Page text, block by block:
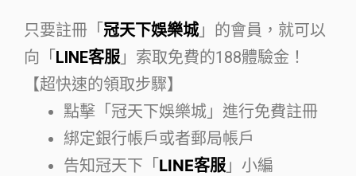
只要註冊「 冠天下娛樂城」的會員，就可以
向「 LINE客服 」索取免費的188體驗金！
【超快速的領取步驟】
點擊「冠天下娛樂城」進行免費註冊
綁定銀行帳戶或者郵局帳戶
告知冠天下「 LINE客服 」小編